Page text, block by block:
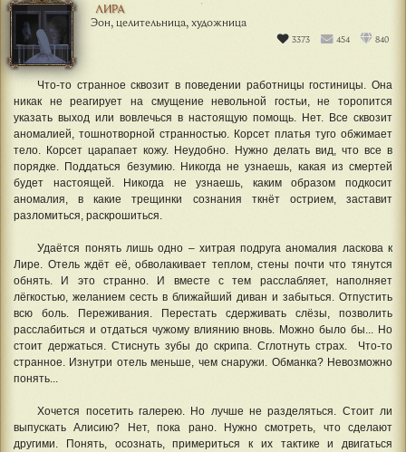
ЛИРА
Эон, целительница, художница
3373 454 840
Что-то странное сквозит в поведении работницы гостиницы. Она
никак не реагирует на смущение невольной гостьи, не торопится
указать выход или вовлечься в настоящую помощь. Нет. Все сквозит
аномалией, тошнотворной странностью. Корсет платья туго обжимает
тело. Корсет царапает кожу. Неудобно. Нужно делать вид, что все в
порядке. Поддаться безумию. Никогда не узнаешь, какая из смертей
будет настоящей. Никогда не узнаешь, каким образом подкосит
аномалия, в какие трещинки сознания ткнёт острием, заставит
разломиться, раскрошиться.
Удаётся понять лишь одно – хитрая подруга аномалия ласкова к
Лире. Отель ждёт её, обволакивает теплом, стены почти что тянутся
обнять. И это странно. И вместе с тем расслабляет, наполняет
лёгкостью, желанием сесть в ближайший диван и забыться. Отпустить
всю боль. Переживания. Перестать сдерживать слёзы, позволить
расслабиться и отдаться чужому влиянию вновь. Можно было бы... Но
стоит держаться. Стиснуть зубы до скрипа. Сглотнуть страх. Что-то
странное. Изнутри отель меньше, чем снаружи. Обманка? Невозможно
понять...
Хочется посетить галерею. Но лучше не разделяться. Стоит ли
выпускать Алисию? Нет, пока рано. Нужно смотреть, что сделают
другими. Понять, осознать, примериться к их тактике и двигаться